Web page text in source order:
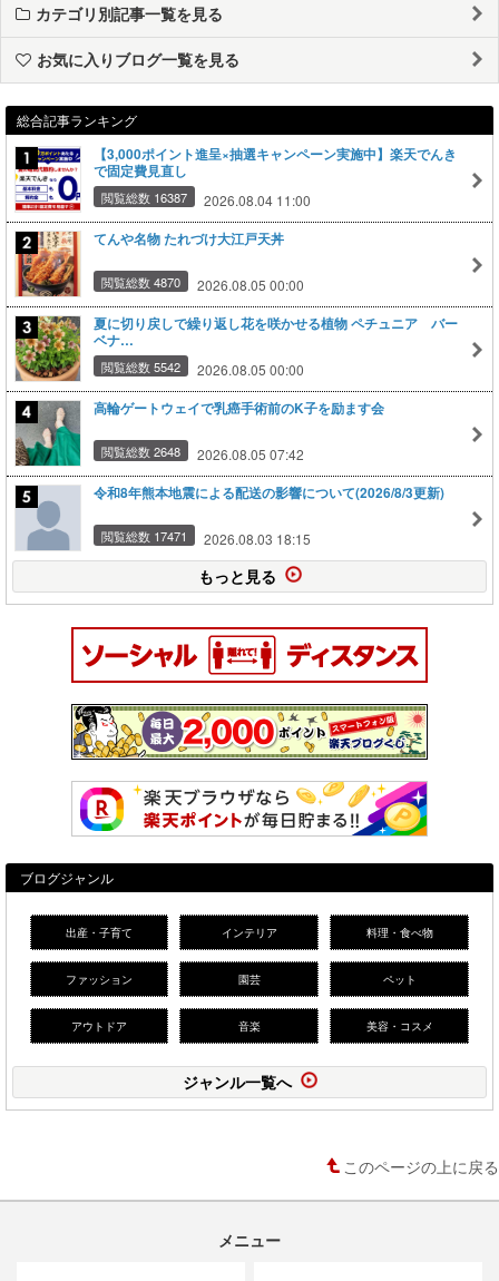
カテゴリ別記事一覧を見る
お気に入りブログ一覧を見る
総合記事ランキング
【3,000ポイント進呈×抽選キャンペーン実施中】楽天でんき
で固定費見直し
閲覧総数 16387 2026.08.04 11:00
てんや名物 たれづけ大江戸天丼
閲覧総数 4870 2026.08.05 00:00
夏に切り戻しで繰り返し花を咲かせる植物 ペチュニア バー
ベナ…
閲覧総数 5542 2026.08.05 00:00
高輪ゲートウェイで乳癌手術前のK子を励ます会
閲覧総数 2648 2026.08.05 07:42
令和8年熊本地震による配送の影響について(2026/8/3更新)
閲覧総数 17471 2026.08.03 18:15
もっと見る
ブログジャンル
出産・子育て インテリア 料理・食べ物
ファッション 園芸 ペット
アウトドア 音楽 美容・コスメ
ジャンル一覧へ
このページの上に戻る
メニュー